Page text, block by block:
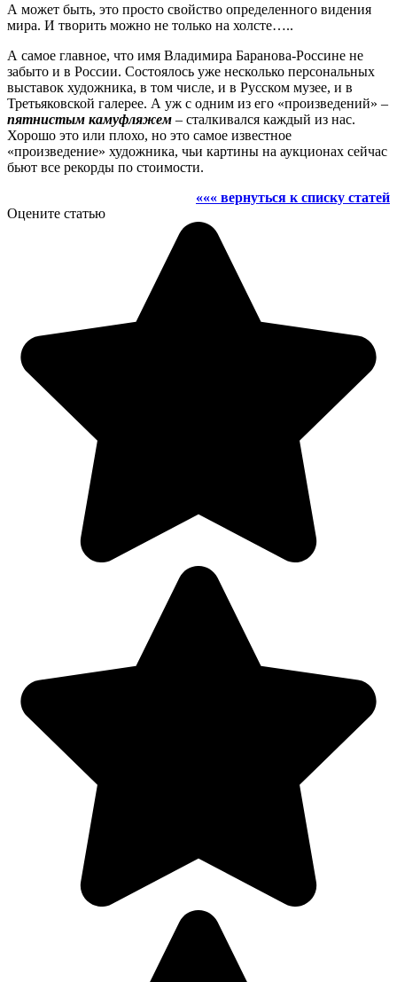
А может быть, это просто свойство определенного видения
мира. И творить можно не только на холсте…..
А самое главное, что имя Владимира Баранова-Россине не
забыто и в России. Состоялось уже несколько персональных
выставок художника, в том числе, и в Русском музее, и в
Третьяковской галерее. А уж с одним из его «произведений» –
пятнистым камуфляжем – сталкивался каждый из нас.
Хорошо это или плохо, но это самое известное
«произведение» художника, чьи картины на аукционах сейчас
бьют все рекорды по стоимости.
««« вернуться к списку статей
Оцените статью